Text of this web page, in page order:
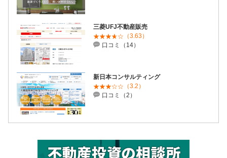
三菱UFJ不動産販売
（3.63）
口コミ（14）
新日本コンサルティング
（3.2）
口コミ（2）